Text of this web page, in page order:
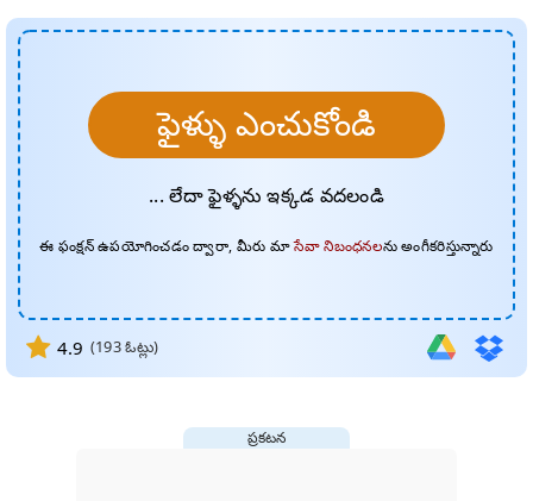
ఫైళ్ళు ఎంచుకోండి
... లేదా ఫైళ్ళను ఇక్కడ వదలండి
ఈ ఫంక్షన్ ఉపయోగించడం ద్వారా, మీరు మాసేవా నిబంధనలను అంగీకరిస్తున్నారు
4.9 (193ఓట్లు)
ప్రకటన